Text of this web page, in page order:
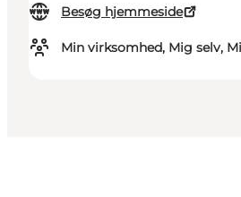
Besøg hjemmeside
Min virksomhed, Mig selv,